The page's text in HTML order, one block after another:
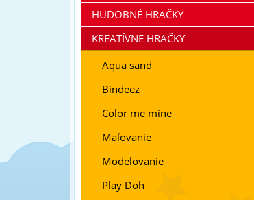
HUDOBNÉ HRAČKY
KREATÍVNE HRAČKY
Aqua sand
Bindeez
Color me mine
Maľovanie
Modelovanie
Play Doh